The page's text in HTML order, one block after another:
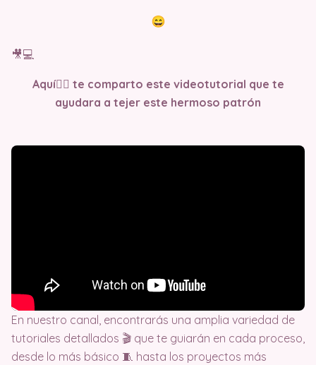
🎥💻
Aquí👇🏻 te comparto este videotutorial que te
ayudara a tejer este hermoso patrón
En nuestro canal, encontrarás una amplia variedad de
tutoriales detallados 🎬 que te guiarán en cada proceso,
desde lo más básico 🧵 hasta los proyectos más